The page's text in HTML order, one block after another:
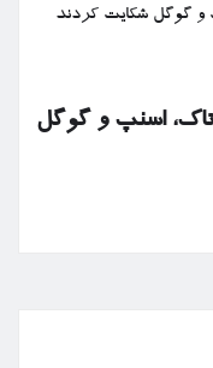
تاک، اسنپ و گوگل